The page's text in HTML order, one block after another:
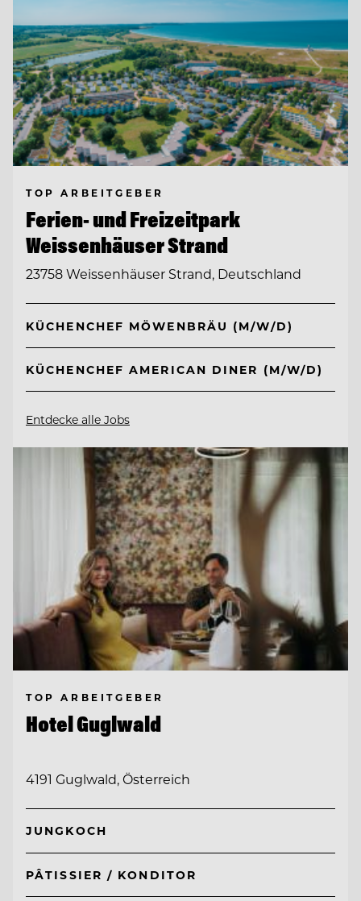
TOP ARBEITGEBER
Ferien- und Freizeitpark
Weissenhäuser Strand
23758 Weissenhäuser Strand, Deutschland
KÜCHENCHEF MÖWENBRÄU (M/W/D)
KÜCHENCHEF AMERICAN DINER (M/W/D)
Entdecke alle Jobs
TOP ARBEITGEBER
Hotel Guglwald
4191 Guglwald, Österreich
JUNGKOCH
PÂTISSIER / KONDITOR